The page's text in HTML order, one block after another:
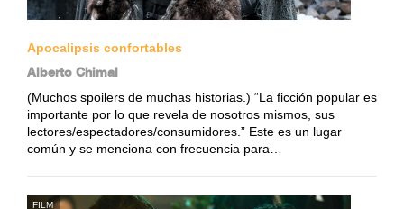
Apocalipsis confortables
Alberto Chimal
(Muchos spoilers de muchas historias.) “La ficción popular es
importante por lo que revela de nosotros mismos, sus
lectores/espectadores/consumidores.” Este es un lugar
común y se menciona con frecuencia para…
FILM